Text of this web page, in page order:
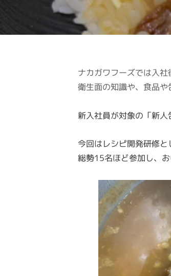
ナカガワフーズでは入社
衛生面の知識や、食品や
新入社員が対象の「新人
今回はレシピ開発研修と
総勢15名ほど参加し、